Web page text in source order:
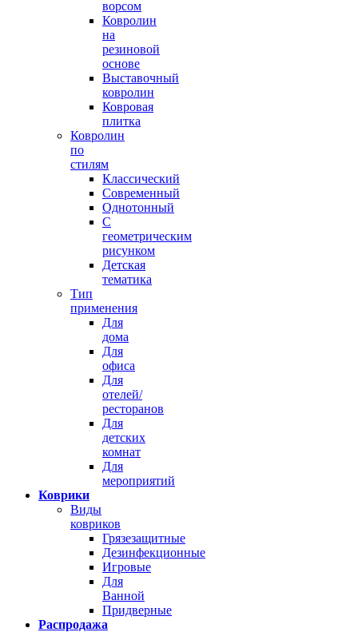
ворсом
Ковролин
на
резиновой
основе
Выставочный
ковролин
Ковровая
плитка
Ковролин
по
стилям
Классический
Современный
Однотонный
С
геометрическим
рисунком
Детская
тематика
Тип
применения
Для
дома
Для
офиса
Для
отелей/
ресторанов
Для
детских
комнат
Для
мероприятий
Коврики
Виды
ковриков
Грязезащитные
Дезинфекционные
Игровые
Для
Ванной
Придверные
Распродажа